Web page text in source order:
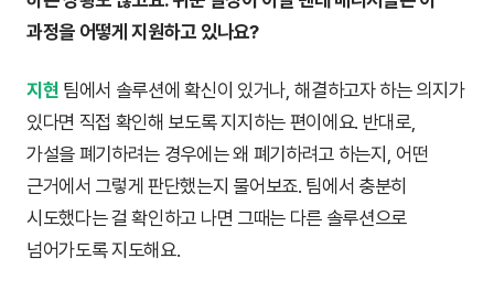
과정을 어떻게 지원하고 있나요?
지현 팀에서 솔루션에 확신이 있거나, 해결하고자 하는 의지가
있다면 직접 확인해 보도록 지지하는 편이에요. 반대로,
가설을 폐기하려는 경우에는 왜 폐기하려고 하는지, 어떤
근거에서 그렇게 판단했는지 물어보죠. 팀에서 충분히
시도했다는 걸 확인하고 나면 그때는 다른 솔루션으로
넘어가도록 지도해요.